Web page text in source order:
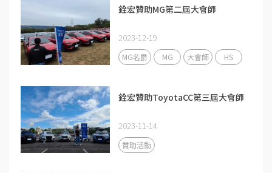
銓宏贊助MG第二屆大會師
2023-12-19
MG名爵 MG 大會師 HS
銓宏贊助ToyotaCC第三屆大會師
2023-11-14
贊助活動